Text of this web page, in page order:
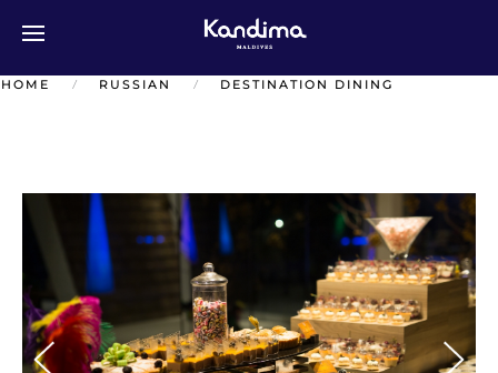
HOME RUSSIAN DESTINATION DINING